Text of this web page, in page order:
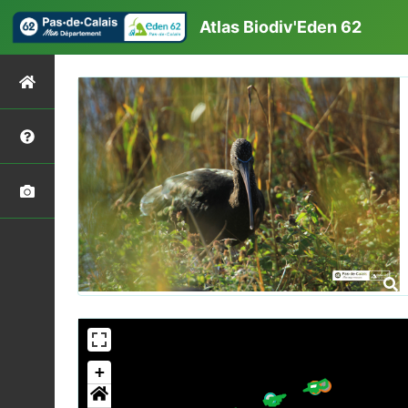
Atlas Biodiv'Eden 62
+